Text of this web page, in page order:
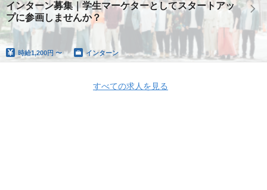
インターン募集｜学生マーケターとしてスタートアッ
プに参画しませんか？
時給1,200円 〜 インターン
すべての求人を見る